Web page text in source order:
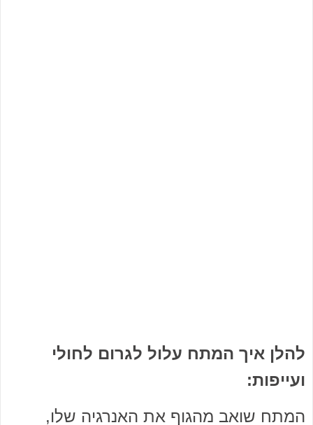
להלן איך המתח עלול לגרום לחולי
ועייפות:
המתח שואב מהגוף את האנרגיה שלו,